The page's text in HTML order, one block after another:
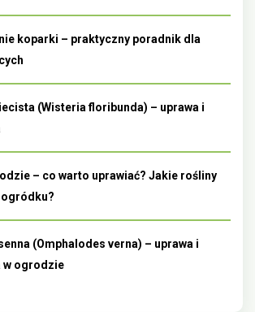
koparki – praktyczny poradnik dla
(Wisteria floribunda) – uprawa i
– co warto uprawiać? Jakie rośliny
(Omphalodes verna) – uprawa i
w ogrodzie